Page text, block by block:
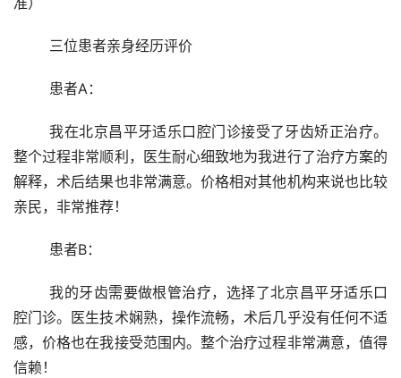
	三位患者亲身经历评价
	患者A：
	我在北京昌平牙适乐口腔门诊接受了牙齿矫正治疗。
整个过程非常顺利，医生耐心细致地为我进行了治疗方案的
解释，术后结果也非常满意。价格相对其他机构来说也比较
亲民，非常推荐！
	患者B：
	我的牙齿需要做根管治疗，选择了北京昌平牙适乐口
腔门诊。医生技术娴熟，操作流畅，术后几乎没有任何不适
感，价格也在我接受范围内。整个治疗过程非常满意，值得
信赖！